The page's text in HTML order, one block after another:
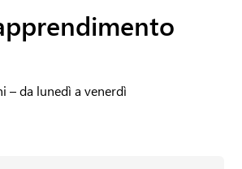
– da lunedì a venerdì